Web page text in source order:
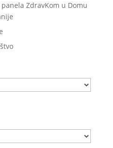
ZdravKom u Domu